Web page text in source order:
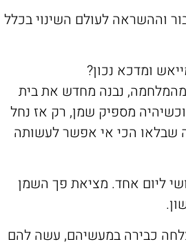
וההשראה לעולם השינוי בכלל
ומדכא נכון?
מהמלחמה, נבנה מחדש את בית
מספיק שמן, רק אז נחל
שבלאו הכי אי אפשר לעשותה
ליום אחד. מציאת פך השמן
כבירה במעשיהם, עשה להם